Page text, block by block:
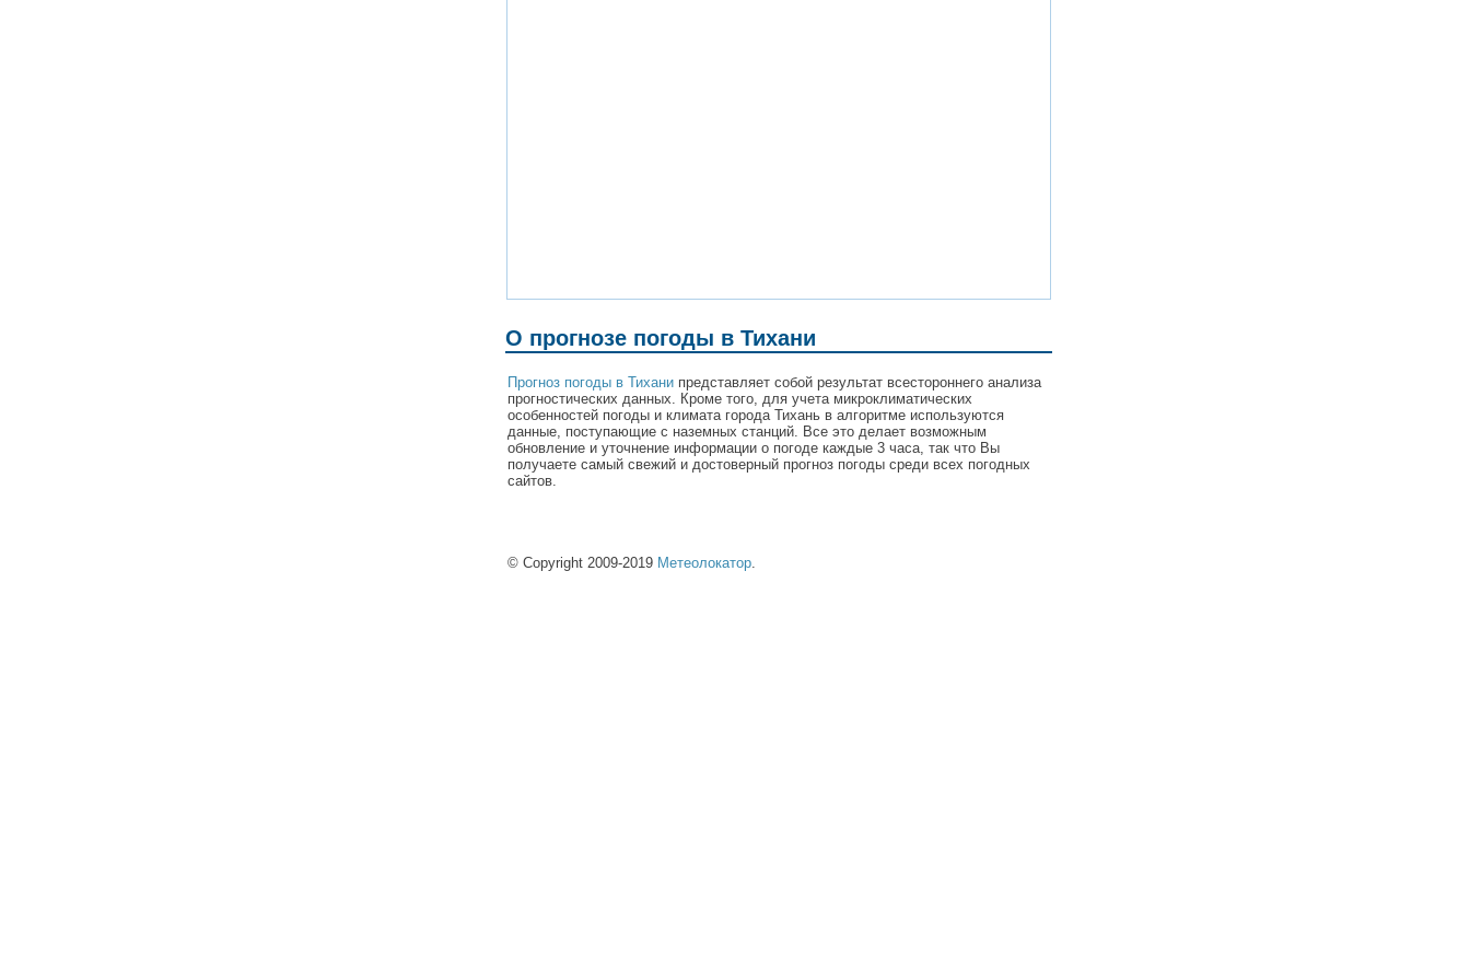
О прогнозе погоды в Тихани
Прогноз погоды в Тихани представляет собой результат всестороннего анализа
прогностических данных. Кроме того, для учета микроклиматических
особенностей погоды и климата города Тихань в алгоритме используются
данные, поступающие с наземных станций. Все это делает возможным
обновление и уточнение информации о погоде каждые 3 часа, так что Вы
получаете самый свежий и достоверный прогноз погоды среди всех погодных
сайтов.
© Copyright 2009-2019 Метеолокатор